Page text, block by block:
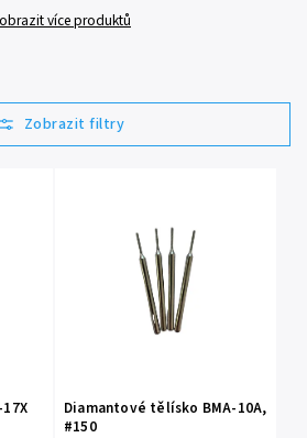
více produktů
Diamantové tělísko BMA-10A,
#150